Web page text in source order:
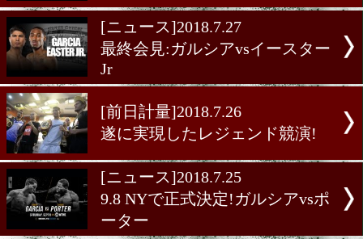
明日は伊藤雅雪の世界初挑
最終記者会見:伊藤vsディ
[ニュース]2018.7.27
最終記者会見:ホワイティ
カー